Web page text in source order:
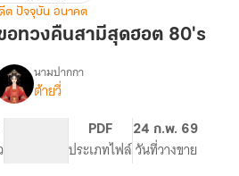
ต ปัจจุบัน อนาคต
อทวงคืนสามีสุดฮอต 80's
เรื่อง
นามปากกา
ต้ายวี่
PDF
ประเภทไฟล์
24 ก.พ. 69
วันที่วางขาย